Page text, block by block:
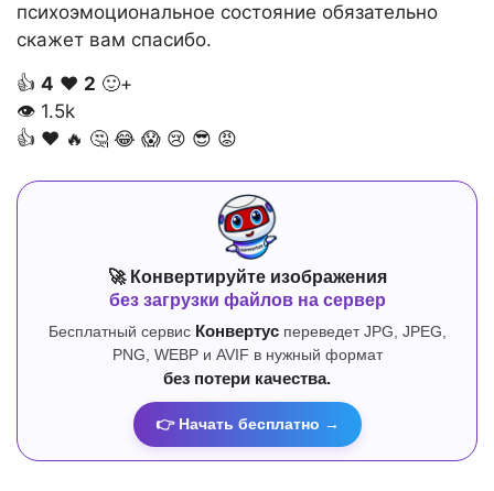
психоэмоциональное состояние обязательно
скажет вам спасибо.
👍 4 ❤️ 2 🙂+
👁 1.5k
👍 ❤️ 🔥 🤔 😂 😱 😢 😎 😡
🚀 Конвертируйте изображения
без загрузки файлов на сервер
Бесплатный сервис Конвертуспереведет JPG, JPEG,
PNG, WEBP и AVIF в нужный формат
без потери качества.
👉 Начать бесплатно →